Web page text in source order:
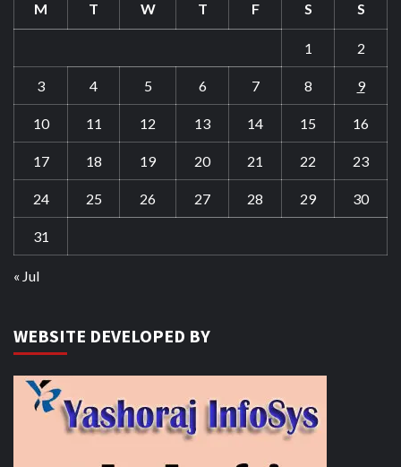
M T W T F S S
1 2
3 4 5 6 7 8 9
10 11 12 13 14 15 16
17 18 19 20 21 22 23
24 25 26 27 28 29 30
31
« Jul
WEBSITE DEVELOPED BY